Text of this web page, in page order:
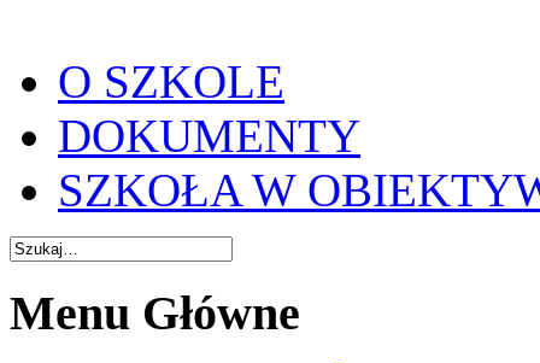
O SZKOLE
DOKUMENTY
SZKOŁA W
Menu Główne